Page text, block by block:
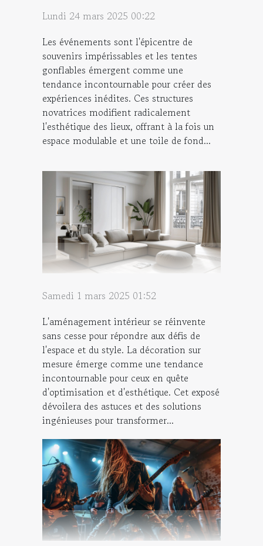
Lundi 24 mars 2025 00:22
Les événements sont l'épicentre de
souvenirs impérissables et les tentes
gonflables émergent comme une
tendance incontournable pour créer des
expériences inédites. Ces structures
novatrices modifient radicalement
l'esthétique des lieux, offrant à la fois un
espace modulable et une toile de fond...
Samedi 1 mars 2025 01:52
L'aménagement intérieur se réinvente
sans cesse pour répondre aux défis de
l'espace et du style. La décoration sur
mesure émerge comme une tendance
incontournable pour ceux en quête
d'optimisation et d'esthétique. Cet exposé
dévoilera des astuces et des solutions
ingénieuses pour transformer...